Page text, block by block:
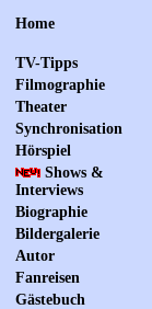
Home
TV-Tipps
Filmographie
Theater
Synchronisation
Hörspiel
Shows &
Interviews
Biographie
Bildergalerie
Autor
Fanreisen
Gästebuch